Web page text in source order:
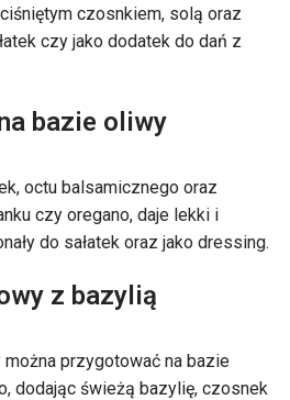
czosnkiem, solą oraz
czy jako dodatek do dań z
bazie oliwy
octu balsamicznego oraz
czy oregano, daje lekki i
do sałatek oraz jako dressing.
z bazylią
przygotować na bazie
dodając świeżą bazylię, czosnek